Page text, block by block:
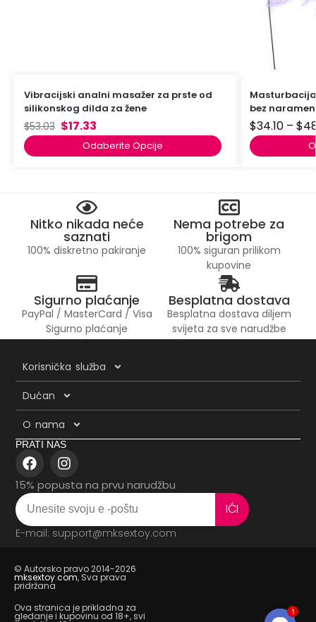
Vibracijski analni masažer za prste od
silikonskog dilda za žene
$53.03 $17.33
Odaberite Opcije
bez
$34.10 – $
Nitko nikada neće
saznati
100% diskretno pakiranje
Nema potrebe za
brigom
100% siguran prilikom
kupovine
Sigurno plaćanje
PayPal / MasterCard / Visa
Sigurno plaćanje
Besplatna dostava
Besplatna dostava diljem
svijeta za sve narudžbe
Korisnička služba
Dućan
O nama
PRATI NAS
15% popusta na prvu narudžbu
IĆI
E-mail: support@mksextoy.com
© Autorsko pravo 2014-2026
mksextoy.com, Sva prava
pridržana
Ova stranica je prikladna za
gledanje i kupovinu od 18+, svi 1